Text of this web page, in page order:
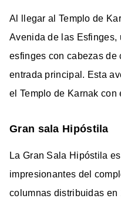
Al llegar al Templo de
Avenida de las Esfinges,
esfinges con cabezas de
entrada principal. Esta
el Templo de Karnak con
Gran sala Hipóstila
La Gran Sala Hipóstila
impresionantes del
columnas distribuidas en